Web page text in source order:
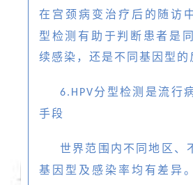
在宫颈病变治疗后的随访
型检测有助于判断患者是
续感染，还是不同基因型的
6.HPV分型检测是流行
手段
世界范围内不同地区、
基因型及感染率均有差异。